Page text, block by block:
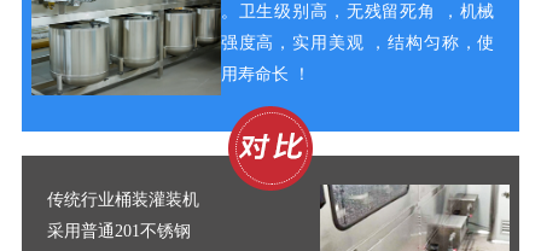
。
卫生级别高，无残留死角 ，机械
强度高，实用美观 ，结构匀称，使
用寿命长 ！
传统行业桶装灌装机
采用普通201不锈钢